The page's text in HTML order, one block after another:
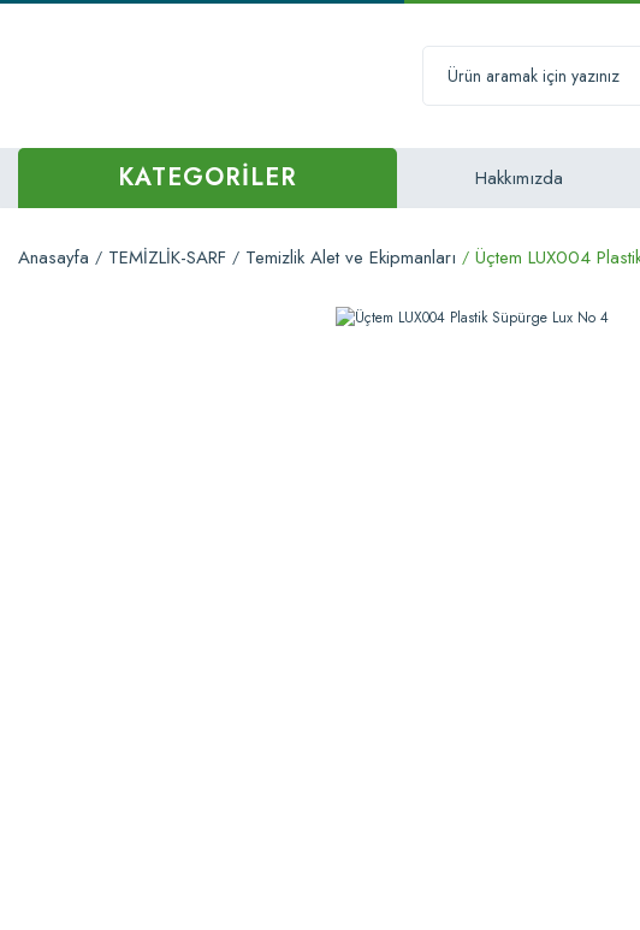
KATEGORİLER Hakkımızda
Anasayfa TEMİZLİK-SARF Temizlik Alet ve Ekipmanları Üçtem LUX004